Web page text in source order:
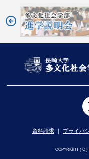
資料請求 ｜ プライバ
COPYRIGHT ( C )